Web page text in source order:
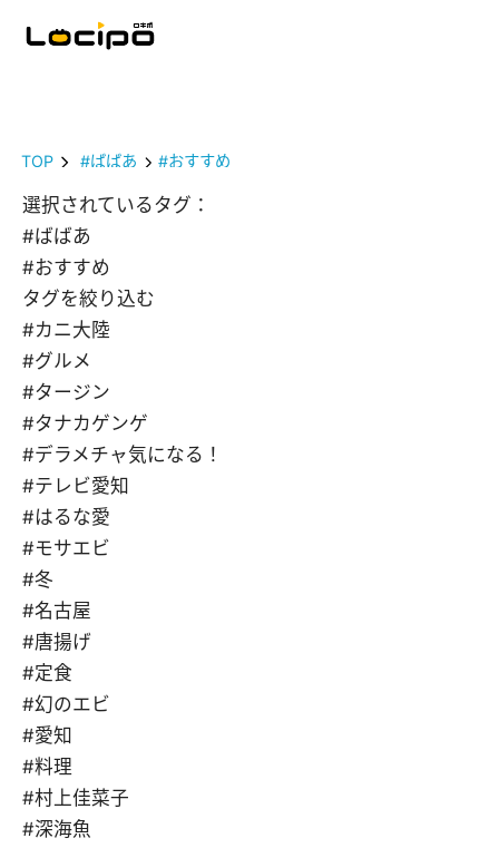
TOP #ばばあ #おすすめ
選択されているタグ：
#ばばあ
#おすすめ
タグを絞り込む
#カニ大陸
#グルメ
#タージン
#タナカゲンゲ
#デラメチャ気になる！
#テレビ愛知
#はるな愛
#モサエビ
#冬
#名古屋
#唐揚げ
#定食
#幻のエビ
#愛知
#料理
#村上佳菜子
#深海魚